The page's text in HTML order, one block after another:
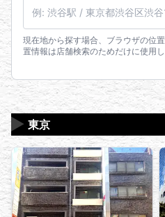
現在地から探す場合、ブラウザの位
置情報は店舗検索のためだけに使用し
東京
▶